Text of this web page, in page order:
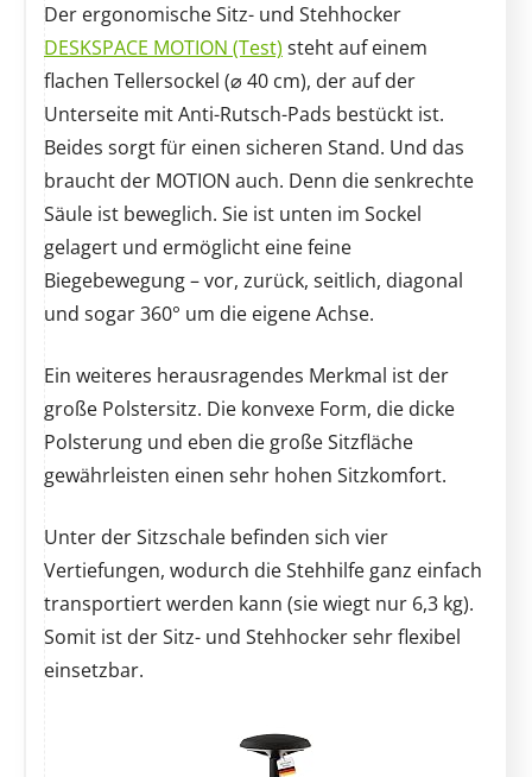
Der ergonomische Sitz- und Stehhocker
DESKSPACE MOTION (Test) steht auf einem
flachen Tellersockel (⌀ 40 cm), der auf der
Unterseite mit Anti-Rutsch-Pads bestückt ist.
Beides sorgt für einen sicheren Stand. Und das
braucht der MOTION auch. Denn die senkrechte
Säule ist beweglich. Sie ist unten im Sockel
gelagert und ermöglicht eine feine
Biegebewegung – vor, zurück, seitlich, diagonal
und sogar 360° um die eigene Achse.
Ein weiteres herausragendes Merkmal ist der
große Polstersitz. Die konvexe Form, die dicke
Polsterung und eben die große Sitzfläche
gewährleisten einen sehr hohen Sitzkomfort.
Unter der Sitzschale befinden sich vier
Vertiefungen, wodurch die Stehhilfe ganz einfach
transportiert werden kann (sie wiegt nur 6,3 kg).
Somit ist der Sitz- und Stehhocker sehr flexibel
einsetzbar.